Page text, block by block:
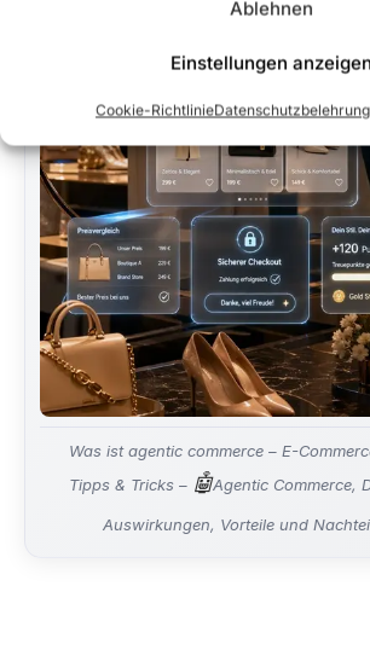
Ablehnen
Einstellungen anzeigen
Cookie-RichtlinieDatenschutzbelehrung
Was ist agentic commerce – E-
Tipps & Tricks – 🤖Agentic Commerce,
Auswirkungen, Vorteile und